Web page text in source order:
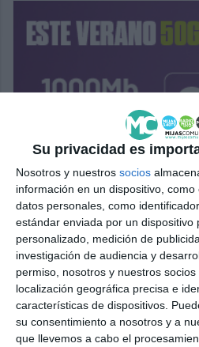
Su privacidad es
Nosotros y nuestros socios
información en un dispositivo,
datos personales, como
estándar enviada por un dispositivo
personalizado, medición de
investigación de audiencia y
permiso, nosotros y nuestros
localización geográfica precisa e
características de dispositivos.
su consentimiento a nosotros y a
que llevemos a cabo el